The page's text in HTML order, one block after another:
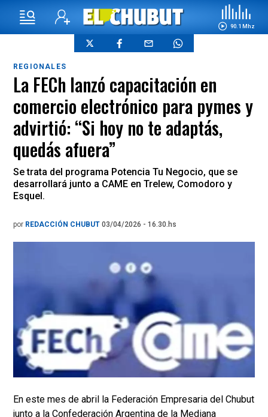
90.1 Mhz
REGIONALES
La FECh lanzó capacitación en
comercio electrónico para pymes y
advirtió: “Si hoy no te adaptás,
quedás afuera”
Se trata del programa Potencia Tu Negocio, que se
desarrollará junto a CAME en Trelew, Comodoro y
Esquel.
por REDACCIÓN CHUBUT 03/04/2026 - 16.30.hs
En este mes de abril la Federación Empresaria del Chubut
junto a la Confederación Argentina de la Mediana